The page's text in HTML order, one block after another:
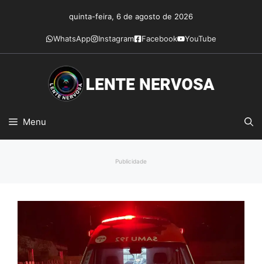
conteúdo
quinta-feira, 6 de agosto de 2026
WhatsApp Instagram Facebook YouTube
Menu
Publicidade